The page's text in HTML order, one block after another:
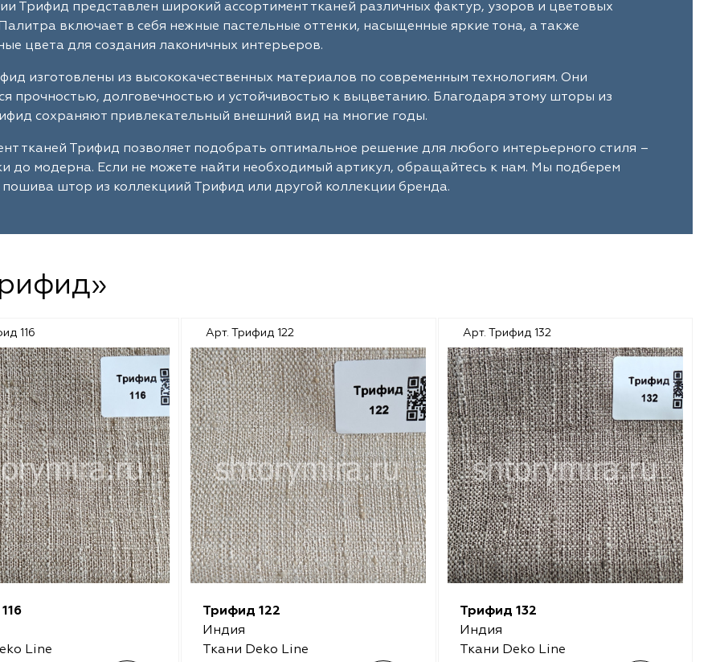
Трифид представлен широкий ассортимент тканей различных фактур, узоров и цветовых
включает в себя нежные пастельные оттенки, насыщенные яркие тона, а также
цвета для создания лаконичных интерьеров.
изготовлены из высококачественных материалов по современным технологиям. Они
прочностью, долговечностью и устойчивостью к выцветанию. Благодаря этому шторы из
сохраняют привлекательный внешний вид на многие годы.
тканей Трифид позволяет подобрать оптимальное решение для любого интерьерного стиля –
до модерна. Если не можете найти необходимый артикул, обращайтесь к нам. Мы подберем
пошива штор из коллекциий Трифид или другой коллекции бренда.
116
Line
Арт. Трифид 122
Трифид 122
Индия
Ткани Deko Line
Арт. Трифид 132
Трифид 132
Индия
Ткани Deko Line